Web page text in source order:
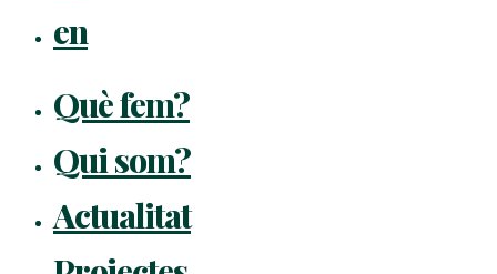
en
Què fem?
Qui som?
Actualitat